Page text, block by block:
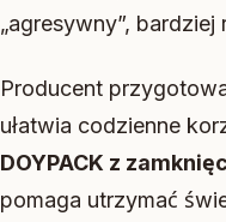
„agresywny”,
Producent
ułatwia codzienne
DOYPACK z
pomaga utrzymać